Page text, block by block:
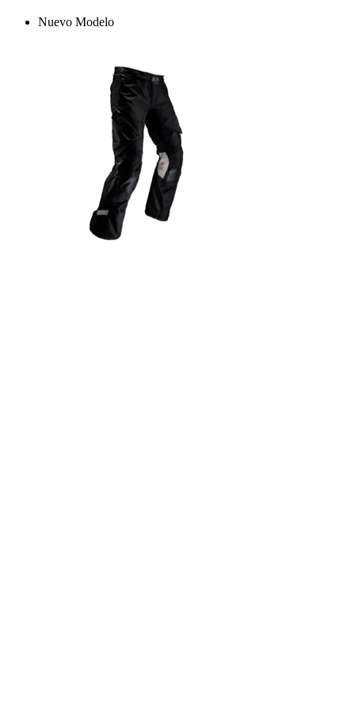
Nuevo Modelo